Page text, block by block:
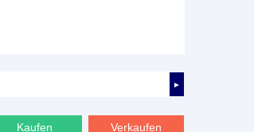
►
Kaufen Verkaufen